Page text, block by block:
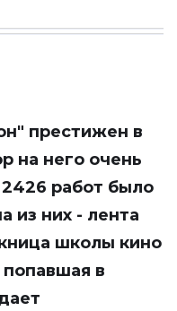
престижен в
на него очень
2426 работ было
из них - лента
школы кино
попавшая в